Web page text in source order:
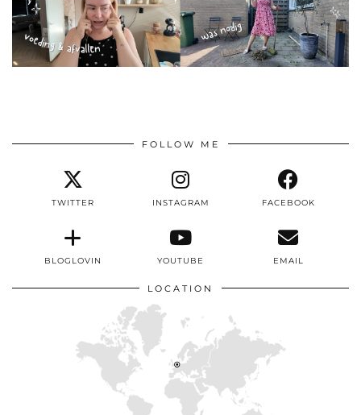
FOLLOW ME
TWITTER INSTAGRAM FACEBOOK
BLOGLOVIN YOUTUBE EMAIL
LOCATION